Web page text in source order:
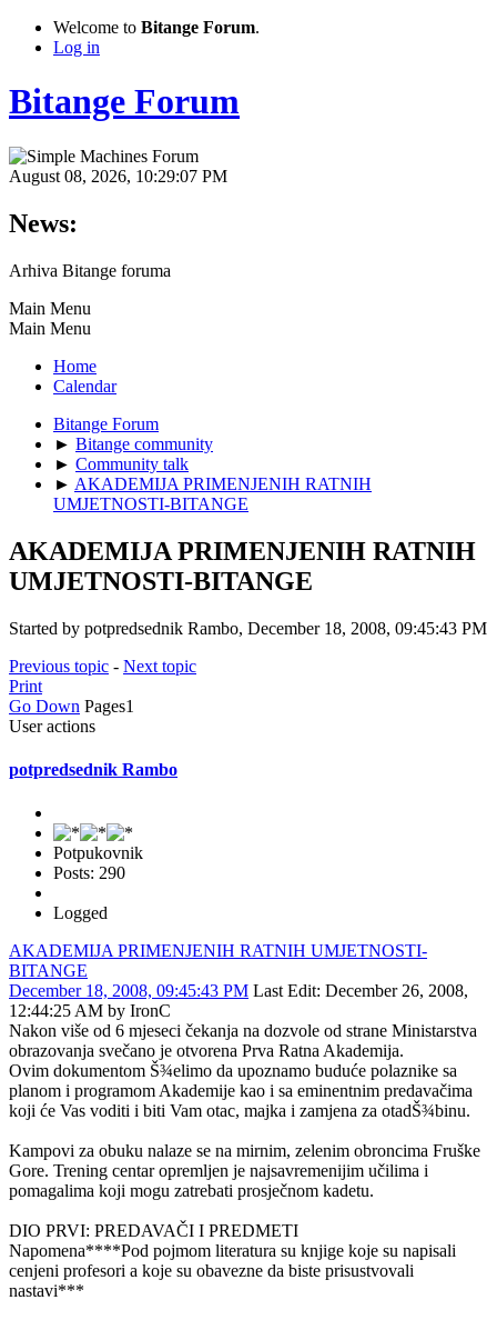
Welcome to Bitange Forum.
Log in
Bitange Forum
August 08, 2026, 10:29:07 PM
News:
Arhiva Bitange foruma
Main Menu
Main Menu
Home
Calendar
Bitange Forum
► Bitange community
► Community talk
► AKADEMIJA PRIMENJENIH RATNIH
UMJETNOSTI-BITANGE
AKADEMIJA PRIMENJENIH RATNIH
UMJETNOSTI-BITANGE
Started by potpredsednik Rambo, December 18, 2008, 09:45:43 PM
Previous topic - Next topic
Print
Go Down Pages1
User actions
potpredsednik Rambo
Potpukovnik
Posts: 290
Logged
AKADEMIJA PRIMENJENIH RATNIH UMJETNOSTI-
BITANGE
December 18, 2008, 09:45:43 PM Last Edit: December 26, 2008,
12:44:25 AM by IronC
Nakon više od 6 mjeseci čekanja na dozvole od strane Ministarstva
obrazovanja svečano je otvorena Prva Ratna Akademija.
Ovim dokumentom Š¾elimo da upoznamo buduće polaznike sa
planom i programom Akademije kao i sa eminentnim predavačima
koji će Vas voditi i biti Vam otac, majka i zamjena za otadŠ¾binu.
Kampovi za obuku nalaze se na mirnim, zelenim obroncima Fruške
Gore. Trening centar opremljen je najsavremenijim učilima i
pomagalima koji mogu zatrebati prosječnom kadetu.
DIO PRVI: PREDAVAČI I PREDMETI
Napomena****Pod pojmom literatura su knjige koje su napisali
cenjeni profesori a koje su obavezne da biste prisustvovali
nastavi***